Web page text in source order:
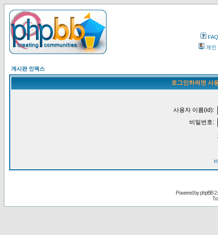
FAQ
개인
게시판 인덱스
로그인하려면 사
사용자 이름(id):
비밀번호:
Powered byphpBB